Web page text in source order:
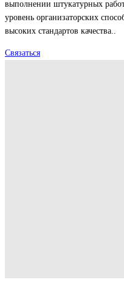
выполнении штукатурных
уровень организаторских
высоких стандартов качества..
Связаться